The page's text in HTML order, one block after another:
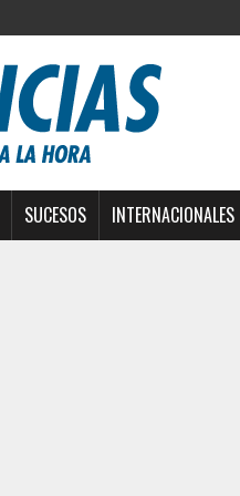
SUCESOS INTERNACIONALES